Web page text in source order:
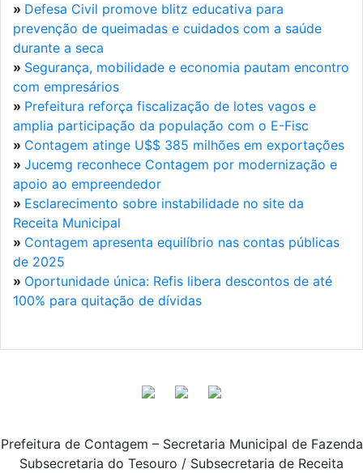
» Defesa Civil promove blitz educativa para
prevenção de queimadas e cuidados com a saúde
durante a seca
» Segurança, mobilidade e economia pautam encontro
com empresários
» Prefeitura reforça fiscalização de lotes vagos e
amplia participação da população com o E-Fisc
» Contagem atinge U$$ 385 milhões em exportações
» Jucemg reconhece Contagem por modernização e
apoio ao empreendedor
» Esclarecimento sobre instabilidade no site da
Receita Municipal
» Contagem apresenta equilíbrio nas contas públicas
de 2025
» Oportunidade única: Refis libera descontos de até
100% para quitação de dívidas
Prefeitura de Contagem – Secretaria Municipal de Fazenda
Subsecretaria do Tesouro / Subsecretaria de Receita